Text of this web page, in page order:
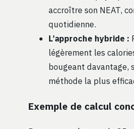
accroître son NEAT,
quotidienne.
L’approche hybride :
légèrement les
bougeant davantage,
méthode la plus
Exemple de calcul